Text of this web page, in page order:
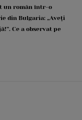
un român într-o
din Bulgaria: „Aveți
Ce a observat pe